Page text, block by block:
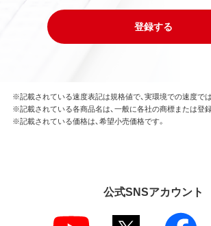
登録する
※記載されている速度表記は規格値で、実環境での速度で
※記載されている各商品名は、一般に各社の商標または登録
※記載されている価格は、希望小売価格です。
公式SNSアカウント